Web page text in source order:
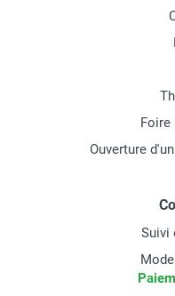
Foire
Ouverture
Suivi